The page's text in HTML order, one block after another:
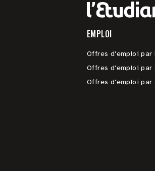
EMPLOI
Offres d'emploi par
Offres d'emploi par
Offres d'emploi par